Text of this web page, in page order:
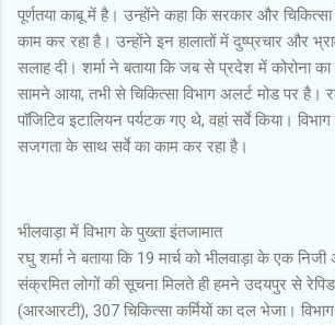
पूर्णतया काबू में है। उन्होंने कहा कि सरकार और
काम कर रहा है। उन्होंने इन हालातों में दुष्प्रचार और
सलाह दी। शर्मा ने बताया कि जब से प्रदेश में कोरोना
सामने आया, तभी से चिकित्सा विभाग अलर्ट मोड पर है।
पॉजिटिव इटालियन पर्यटक गए थे, वहां सर्वे किया। विभाग
सजगता के साथ सर्वे का काम कर रहा है।
भीलवाड़ा में विभाग के पुख्ता इंतजामात
रघु शर्मा ने बताया कि 19 मार्च को भीलवाड़ा के एक
संक्रमित लोगों की सूचना मिलते ही हमने उदयपुर से रेपिड
(आरआरटी), 307 चिकित्सा कर्मियों का दल भेजा।